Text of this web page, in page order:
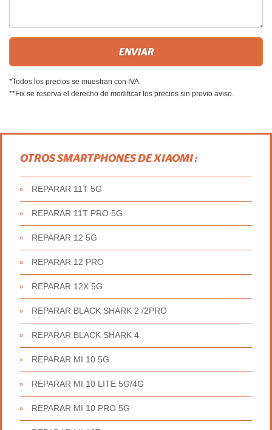
*Todos los precios se muestran con IVA.
**Fix se reserva el derecho de modificar los precios sin previo aviso.
OTROS SMARTPHONES DE XIAOMI :
REPARAR 11T 5G
REPARAR 11T PRO 5G
REPARAR 12 5G
REPARAR 12 PRO
REPARAR 12X 5G
REPARAR BLACK SHARK 2 /2PRO
REPARAR BLACK SHARK 4
REPARAR MI 10 5G
REPARAR MI 10 LITE 5G/4G
REPARAR MI 10 PRO 5G